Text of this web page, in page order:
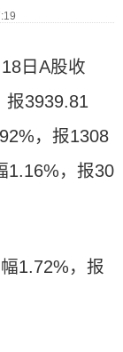
日A股收
报3939.81
，报1308
1.16%，报30
1.72%，报